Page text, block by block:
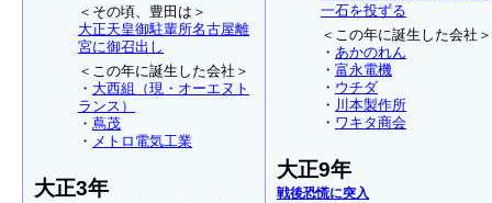
＜その頃、豊田は＞
大正天皇御駐輩所名古屋離
宮に御召出し
＜この年に誕生した会社＞
・ 大西組（現・オーエヌト
ランス）
・ 蔦茂
・ メトロ電気工業
大正3年
一石を投ずる
＜この年に誕生した会社＞
・ あかのれん
・ 富永電機
・ ウチダ
・ 川本製作所
・ ワキタ商会
大正9年
戦後恐慌に突入